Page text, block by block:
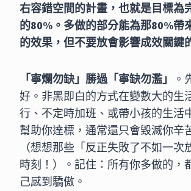
右容錯空間的計畫，也就是目標為
的80%。多做的部分能為那80%帶
的效果，但不要放會影響成效關鍵
「寧爛勿缺」勝過「寧缺勿濫」
。
好。非黑即白的方式在變數大的生
行、不定時加班、或帶小孩的生活
幫助你達標，通常還只會毀滅你辛
（想想那些「反正失敗了不如一次
時刻！）。記住：所有你多做的，
己感到驕傲。